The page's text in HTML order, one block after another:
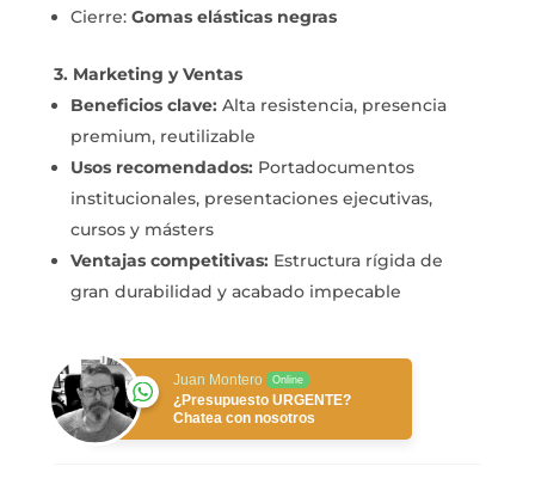
Cierre: Gomas elásticas negras
3. Marketing y Ventas
Beneficios clave: Alta resistencia, presencia
premium, reutilizable
Usos recomendados: Portadocumentos
institucionales, presentaciones ejecutivas,
cursos y másters
Ventajas competitivas: Estructura rígida de
gran durabilidad y acabado impecable
Juan Montero Online
¿Presupuesto URGENTE?
Chatea con nosotros